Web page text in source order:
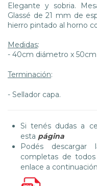
Elegante y sobria.
Glassé de 21 mm de
hierro pintado al horno
Medidas:
- 40cm diámetro x
Terminación:
- Sellador capa.
Si tenés dudas a
esta página
Podés descargar
completas de
enlace a continuación